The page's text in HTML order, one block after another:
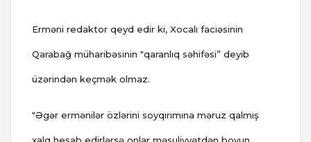
Erməni redaktor qeyd edir ki, Xocalı faciəsinin
Qarabağ müharibəsinin "qaranlıq səhifəsi” deyib
üzərindən keçmək olmaz.
"Əgər ermənilər özlərini soyqırımına məruz qalmış